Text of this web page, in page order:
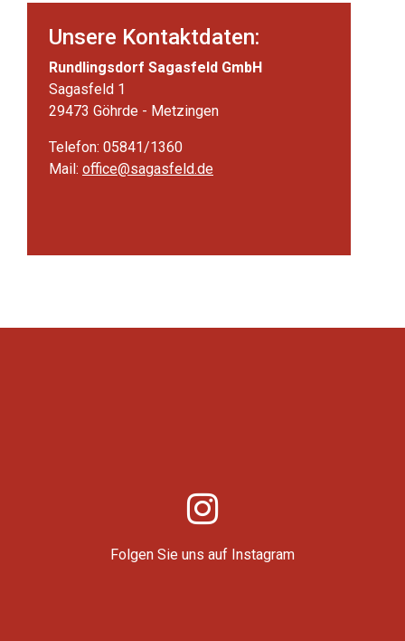
Unsere Kontaktdaten:
Rundlingsdorf Sagasfeld GmbH
Sagasfeld 1
29473 Göhrde - Metzingen
Telefon: 05841/1360
Mail: office@sagasfeld.de
Folgen Sie uns auf Instagram